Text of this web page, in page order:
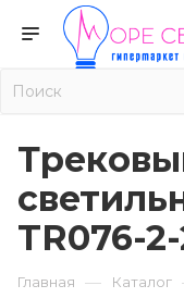
TR076-
Главная — Каталог